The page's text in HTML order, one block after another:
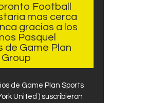
Football
mas cerca
gracias a los
Pasquel
de Game Plan
de Game Plan Sports
United ) suscribieron